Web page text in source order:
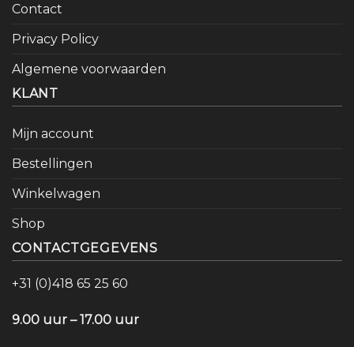
Contact
Privacy Policy
Algemene voorwaarden
KLANT
Mijn account
Bestellingen
Winkelwagen
Shop
CONTACTGEGEVENS
+31 (0)418 65 25 60
9.00 uur – 17.00 uur